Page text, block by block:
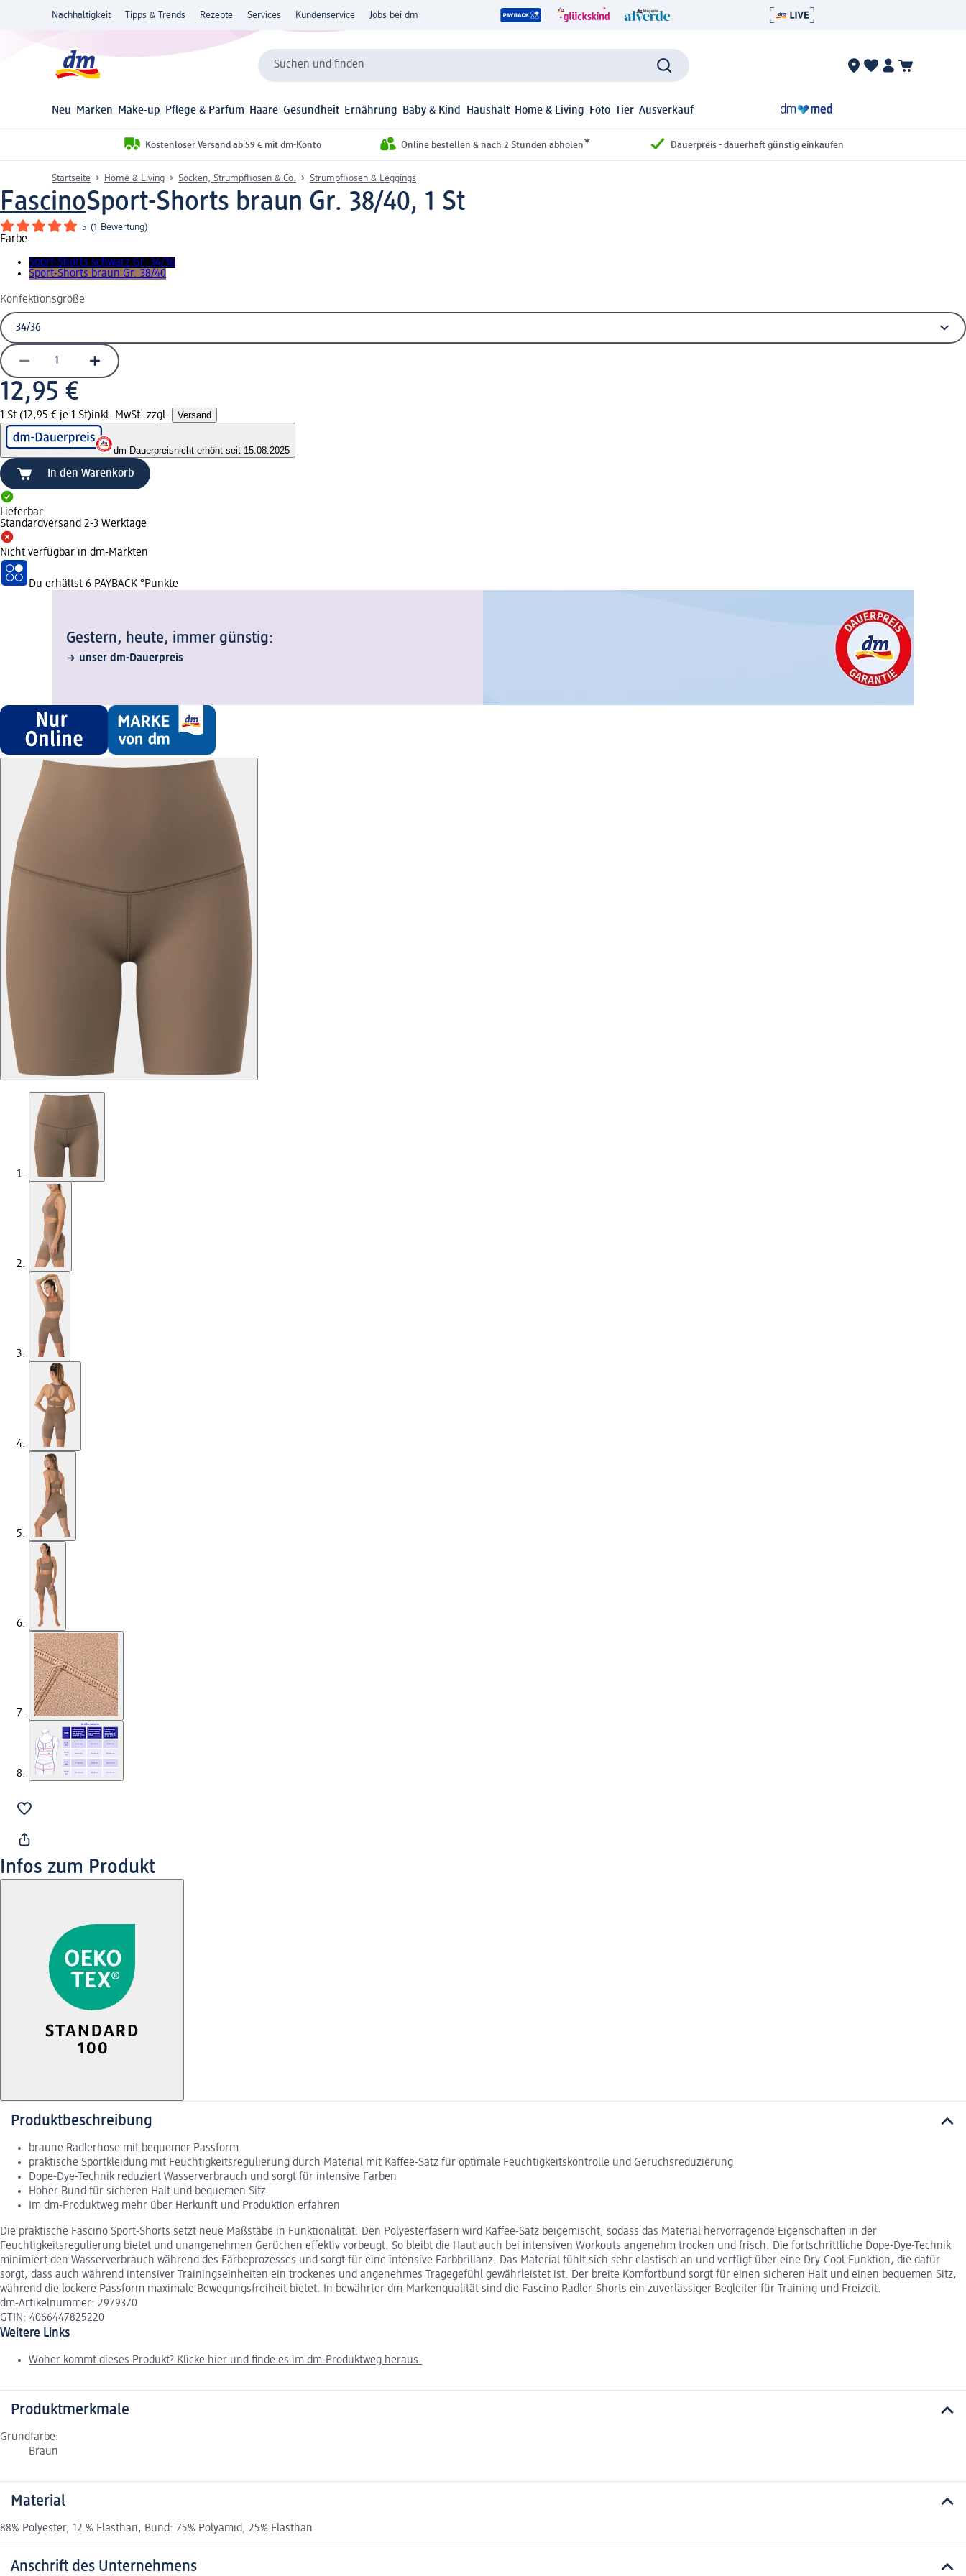
Nachhaltigkeit Tipps & Trends Rezepte Services Kundenservice Jobs bei dm
Suchen und finden
Neu Marken Make-up Pflege & Parfum Haare Gesundheit Ernährung Baby & Kind Haushalt Home & Living Foto Tier Ausverkauf
Kostenloser Versand ab 59 € mit dm-Konto Online bestellen & nach 2 Stunden abholen* Dauerpreis - dauerhaft günstig einkaufen
Startseite Home & Living Socken, Strumpfhosen & Co. Strumpfhosen & Leggings
FascinoSport-Shorts braun Gr. 38/40, 1 St
5 (1 Bewertung)
Farbe
Sport-Shorts schwarz Gr. 34/36
Sport-Shorts braun Gr. 38/40
Konfektionsgröße
12,95 €
1 St (12,95 € je 1 St)inkl. MwSt. zzgl. Versand
dm-Dauerpreisnicht erhöht seit 15.08.2025
In den Warenkorb
Lieferbar
Standardversand 2-3 Werktage
Nicht verfügbar in dm-Märkten
Du erhältst 6 PAYBACK °Punkte
Gestern, heute, immer günstig:
unser dm-Dauerpreis
Infos zum Produkt
Produktbeschreibung
braune Radlerhose mit bequemer Passform
praktische Sportkleidung mit Feuchtigkeitsregulierung durch Material mit Kaffee-Satz für optimale Feuchtigkeitskontrolle und Geruchsreduzierung
Dope-Dye-Technik reduziert Wasserverbrauch und sorgt für intensive Farben
Hoher Bund für sicheren Halt und bequemen Sitz
Im dm-Produktweg mehr über Herkunft und Produktion erfahren
Die praktische Fascino Sport-Shorts setzt neue Maßstäbe in Funktionalität: Den Polyesterfasern wird Kaffee-Satz beigemischt, sodass das Material hervorragende Eigenschaften in der
Feuchtigkeitsregulierung bietet und unangenehmen Gerüchen effektiv vorbeugt. So bleibt die Haut auch bei intensiven Workouts angenehm trocken und frisch. Die fortschrittliche Dope-Dye-Technik
minimiert den Wasserverbrauch während des Färbeprozesses und sorgt für eine intensive Farbbrillanz. Das Material fühlt sich sehr elastisch an und verfügt über eine Dry-Cool-Funktion, die dafür
sorgt, dass auch während intensiver Trainingseinheiten ein trockenes und angenehmes Tragegefühl gewährleistet ist. Der breite Komfortbund sorgt für einen sicheren Halt und einen bequemen Sitz,
während die lockere Passform maximale Bewegungsfreiheit bietet. In bewährter dm-Markenqualität sind die Fascino Radler-Shorts ein zuverlässiger Begleiter für Training und Freizeit.
dm-Artikelnummer: 2979370
GTIN: 4066447825220
Weitere Links
Woher kommt dieses Produkt? Klicke hier und finde es im dm-Produktweg heraus.
Produktmerkmale
Grundfarbe:
Braun
Material
88% Polyester, 12 % Elasthan, Bund: 75% Polyamid, 25% Elasthan
Anschrift des Unternehmens